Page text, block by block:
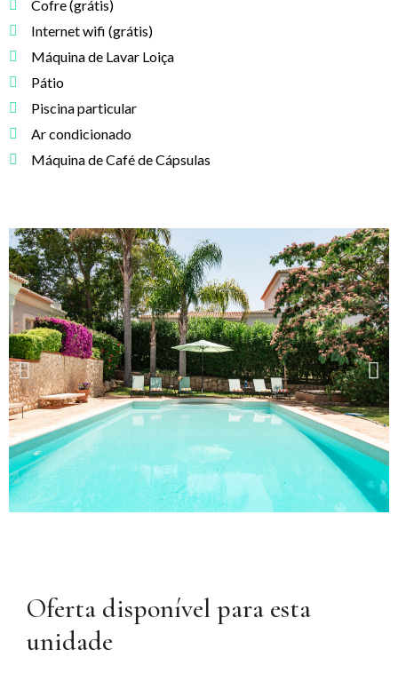
Cofre (grátis)
Internet wifi (grátis)
Máquina de Lavar Loiça
Pátio
Piscina particular
Ar condicionado
Máquina de Café de Cápsulas
Oferta disponível para esta
unidade